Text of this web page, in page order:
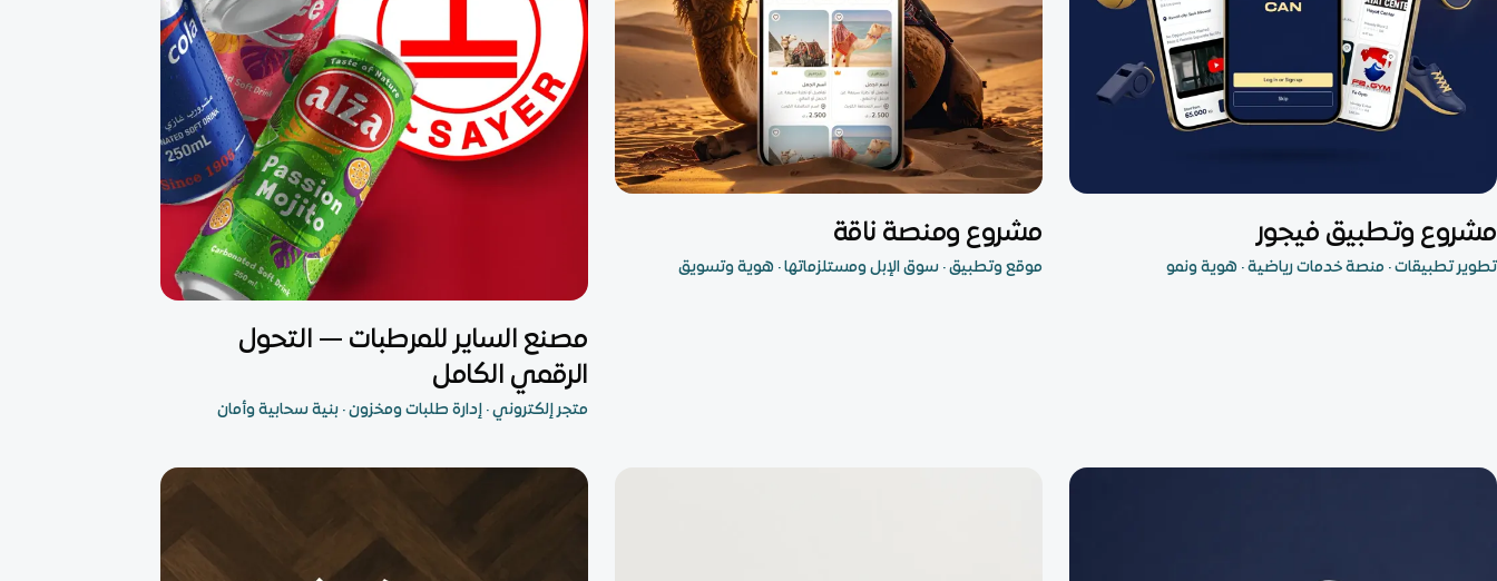
تطبيق جوال
مشروع وتطبيق فيجور
تطوير تطبيقات · منصة خدمات رياضية · هوية ونمو
مشروع متكامل
مشروع ومنصة ناقة
موقع وتطبيق · سوق الإبل ومستلزماتها · هوية وتسويق
متجر إلكتروني
مصنع الساير للمرطبات — التحول
الرقمي الكامل
متجر إلكتروني · إدارة طلبات ومخزون · بنية سحابية وأمان